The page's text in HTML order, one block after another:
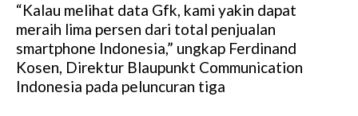
M
u
t
e
“Kalau melihat data Gfk, kami yakin dapat
meraih lima persen dari total penjualan
smartphone Indonesia,” ungkap Ferdinand
Kosen, Direktur Blaupunkt Communication
Indonesia pada peluncuran tiga